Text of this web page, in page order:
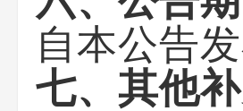
自本公告
七、其他